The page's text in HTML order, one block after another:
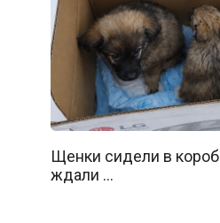
Щенки сидели в
ждали …